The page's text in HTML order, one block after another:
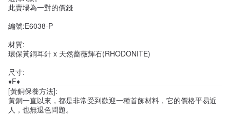
此賣場為一對的價錢
編號:E6038-P
材質:
環保黃銅耳針 x 天然薔薇輝石(RHODONITE)
尺寸:
♦F♦
[黃銅保養方法]:
黃銅一直以來，都是非常受到歡迎一種首飾材料，它的價格平易近
人，也無退色問題。